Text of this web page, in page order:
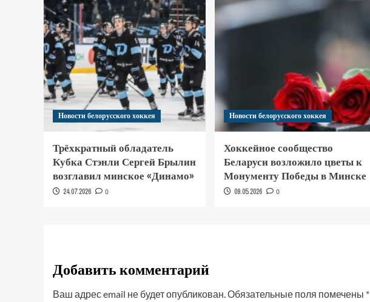
Новости белорусского хоккея
Трёхкратный обладатель
Кубка Стэнли Сергей Брылин
возглавил минское «Динамо»
24.07.2026 0
Новости белорусского хоккея
Хоккейное сообщество
Беларуси возложило цветы к
Монументу Победы в Минске
09.05.2026 0
Добавить комментарий
Ваш адрес email не будет опубликован.Обязательные поля помечены *